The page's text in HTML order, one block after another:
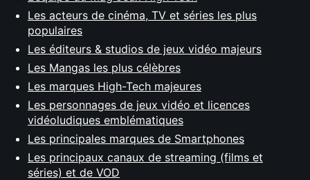
Les acteurs de cinéma, TV et séries les plus
populaires
Les éditeurs & studios de jeux vidéo majeurs
Les Mangas les plus célèbres
Les marques High-Tech majeures
Les personnages de jeux vidéo et licences
vidéoludiques emblématiques
Les principales marques de Smartphones
Les principaux canaux de streaming (films et
séries) et de VOD